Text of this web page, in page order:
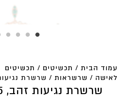
עמוד הבית / תכשיטים / תכשיטים
לאישה / שרשראות / שרשרת נגיעות זהב, 5
שרשרת נגיעות זהב, 5 תליוני אמרלד